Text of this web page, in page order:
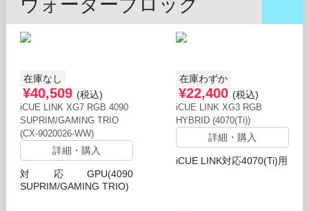
ウォーターブロック
在庫なし
¥40,509 (税込)
iCUE LINK XG7 RGB 4090
SUPRIM/GAMING TRIO
(CX-9020026-WW)
詳細・購入
対応GPU(4090
SUPRIM/GAMING TRIO)
在庫わずか
¥22,400 (税込)
iCUE LINK XG3 RGB
HYBRID (4070(Ti))
詳細・購入
iCUE LINK対応4070(Ti)用